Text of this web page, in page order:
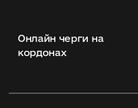
Онлайн черги на
кордонах